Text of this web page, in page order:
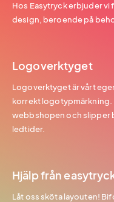
Hos Easytryck erbjuder vi
design, beroende på
Logoverktyget
Logoverktyget är vårt
korrekt logotypmärkning.
webbshopen och slipper
ledtider.
Hjälp från
Låt oss sköta layouten!